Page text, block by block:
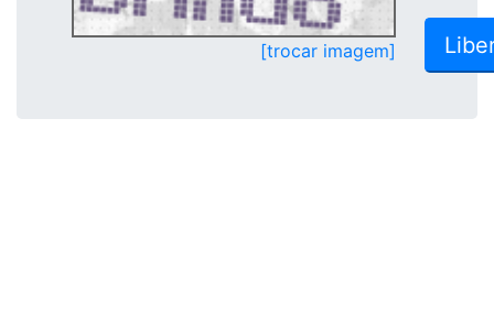
[trocar imagem]